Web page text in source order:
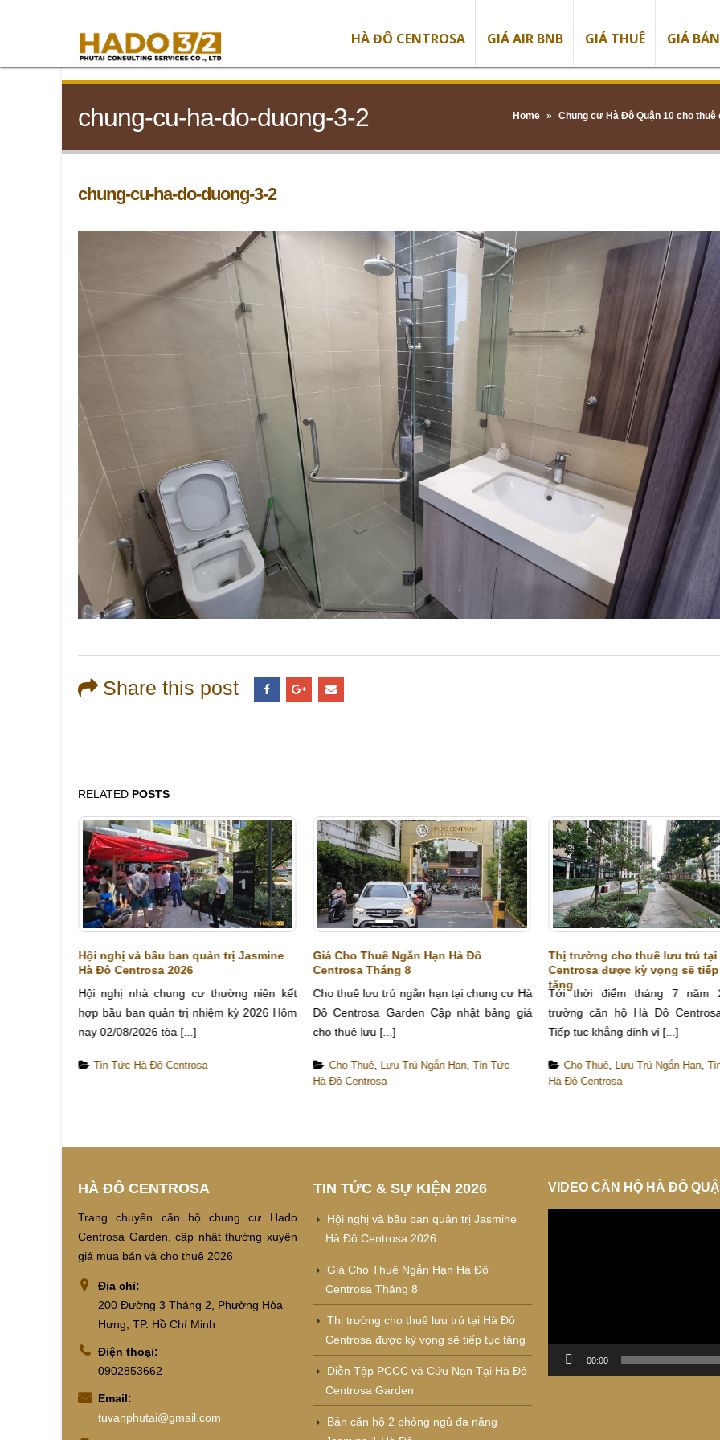
HÀ ĐÔ CENTROSA GIÁ AIR BNB GIÁ THUÊ GIÁ BÁN
chung-cu-ha-do-duong-3-2 Home » Chung cư Hà Đô Quận 10 cho thuê
chung-cu-ha-do-duong-3-2
Share this post
RELATED POSTS
Hội nghị và bầu ban quản trị Jasmine
Hà Đô Centrosa 2026
Hội nghị nhà chung cư thường niên kết
hợp bầu ban quản trị nhiệm kỳ 2026 Hôm
nay 02/08/2026 tòa [...]
Tin Tức Hà Đô Centrosa
Giá Cho Thuê Ngắn Hạn Hà Đô
Centrosa Tháng 8
Cho thuê lưu trú ngắn hạn tại chung cư Hà
Đô Centrosa Garden Cập nhật bảng giá
cho thuê lưu [...]
Cho Thuê, Lưu Trú Ngắn Hạn,Tin Tức
Hà Đô Centrosa
Thị trường cho thuê lưu trú tại
Centrosa được kỳ vọng sẽ
tăng
Tới thời điểm tháng 7 năm
trường căn hộ Hà Đô
Tiếp tục khẳng định vị [...]
Cho Thuê, Lưu Trú Ngắn Hạn,
Hà Đô Centrosa
HÀ ĐÔ CENTROSA
Trang chuyên căn hộ chung cư Hado
Centrosa Garden, cập nhật thường xuyên
giá mua bán và cho thuê 2026
Địa chỉ:
200 Đường 3 Tháng 2, Phường Hòa
Hưng, TP. Hồ Chí Minh
Điện thoại:
0902853662
Email:
tuvanphutai@gmail.com
TIN TỨC & SỰ KIỆN 2026
Hội nghị và bầu ban quản trị Jasmine
Hà Đô Centrosa 2026
Giá Cho Thuê Ngắn Hạn Hà Đô
Centrosa Tháng 8
Thị trường cho thuê lưu trú tại Hà Đô
Centrosa được kỳ vọng sẽ tiếp tục tăng
Diễn Tập PCCC và Cứu Nạn Tại Hà Đô
Centrosa Garden
Bán căn hộ 2 phòng ngủ đa năng
VIDEO CĂN HỘ HÀ ĐÔ
00:00